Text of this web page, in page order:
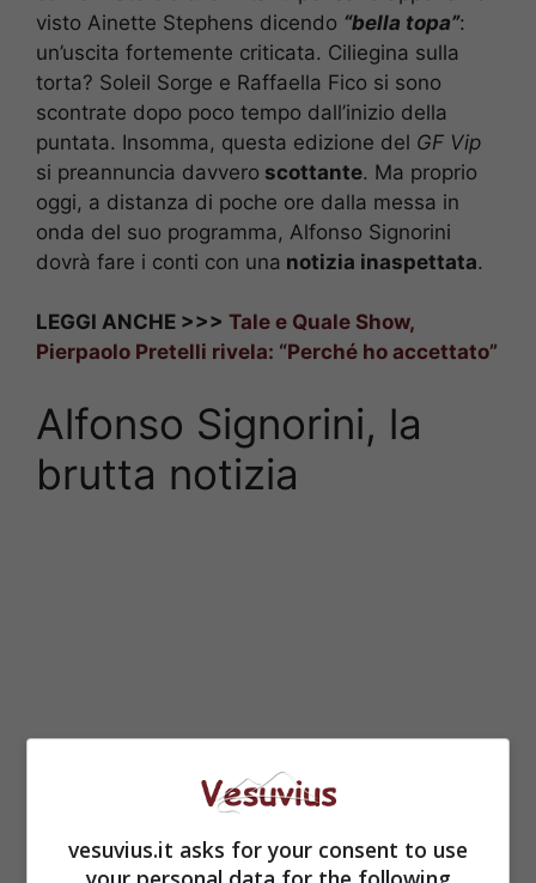
visto Ainette Stephens dicendo “bella topa”:
un’uscita fortemente criticata. Ciliegina sulla
torta? Soleil Sorge e Raffaella Fico si sono
scontrate dopo poco tempo dall’inizio della
puntata. Insomma, questa edizione del GF Vip
si preannuncia davvero scottante. Ma proprio
oggi, a distanza di poche ore dalla messa in
onda del suo programma, Alfonso Signorini
dovrà fare i conti con una notizia inaspettata.
LEGGI ANCHE >>> Tale e Quale Show,
Pierpaolo Pretelli rivela: “Perché ho accettato”
Alfonso Signorini, la
brutta notizia
vesuvius.it asks for your consent to use